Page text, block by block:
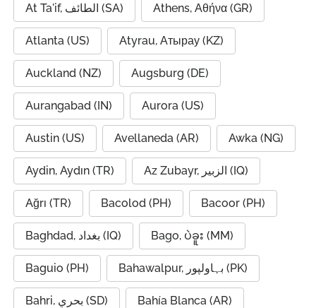
At Ta'if, الطائف (SA) Athens, Αθήνα (GR)
Atlanta (US) Atyrau, Атырау (KZ)
Auckland (NZ) Augsburg (DE)
Aurangabad (IN) Aurora (US)
Austin (US) Avellaneda (AR) Awka (NG)
Aydin, Aydın (TR) Az Zubayr, الزبير (IQ)
Ağrı (TR) Bacolod (PH) Bacoor (PH)
Baghdad, بغداد (IQ) Bago, ပဲခူး (MM)
Baguio (PH) Bahawalpur, بہاولپور (PK)
Bahri, بحري (SD) Bahía Blanca (AR)